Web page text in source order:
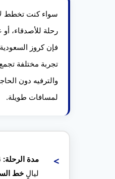
سواء كنت تخطط
رحلة للأصدقاء،
تجربة مختلفة
والترفيه دون
لمسافات طويلة.
مدة الرحلة:
ليالٍ خط